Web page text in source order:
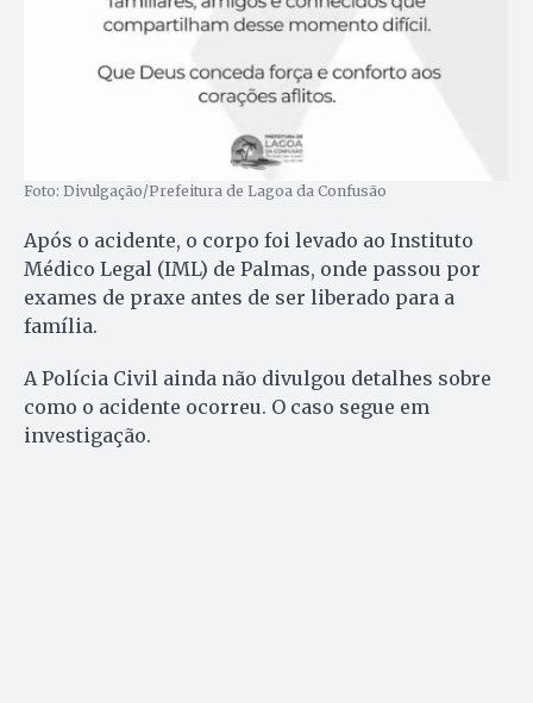
Foto: Divulgação/Prefeitura de Lagoa da Confusão
Após o acidente, o corpo foi levado ao Instituto
Médico Legal (IML) de Palmas, onde passou por
exames de praxe antes de ser liberado para a
família.
A Polícia Civil ainda não divulgou detalhes sobre
como o acidente ocorreu. O caso segue em
investigação.